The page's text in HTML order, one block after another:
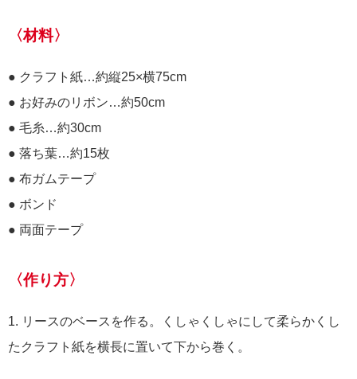
〈材料〉
● クラフト紙…約縦25×横75cm
● お好みのリボン…約50cm
● 毛糸…約30cm
● 落ち葉…約15枚
● 布ガムテープ
● ボンド
● 両面テープ
〈作り方〉
1. リースのベースを作る。くしゃくしゃにして柔らかくし
たクラフト紙を横長に置いて下から巻く。